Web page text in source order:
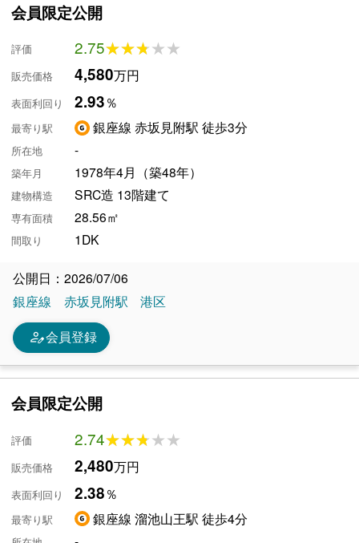
会員限定公開
評価 2.75★★★★★
★★★★★
販売価格 4,580万円
表面利回り 2.93％
最寄り駅 銀座線 赤坂見附駅 徒歩3分
所在地 -
築年月 1978年4月（築48年）
建物構造 SRC造 13階建て
専有面積 28.56㎡
間取り 1DK
公開日：2026/07/06
銀座線
赤坂見附駅 港区
person_edit会員登録
会員限定公開
評価 2.74★★★★★
★★★★★
販売価格 2,480万円
表面利回り 2.38％
最寄り駅 銀座線 溜池山王駅 徒歩4分